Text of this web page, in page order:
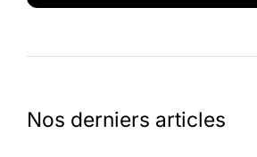
Nos derniers articles